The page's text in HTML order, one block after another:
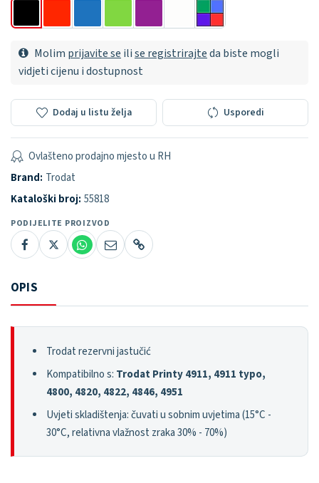
Molim prijavite se ilise registrirajteda biste mogli
vidjeti cijenu i dostupnost
Dodaj u listu želja Usporedi
Ovlašteno prodajno mjesto u RH
Brand: Trodat
Kataloški broj: 55818
PODIJELITE PROIZVOD
OPIS
Trodat rezervni jastučić
Kompatibilno s: Trodat Printy 4911, 4911 typo,
4800, 4820, 4822, 4846, 4951
Uvjeti skladištenja: čuvati u sobnim uvjetima (15°C -
30°C, relativna vlažnost zraka 30% - 70%)